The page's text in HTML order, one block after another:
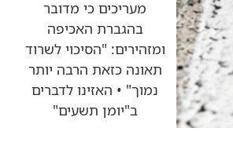
מעריכים כי מדובר
בהגברת האכיפה
ומזהירים: "הסיכוי לשרוד
תאונה כזאת הרבה יותר
נמוך" • האזינו לדברים
ב"יומן תשעים"